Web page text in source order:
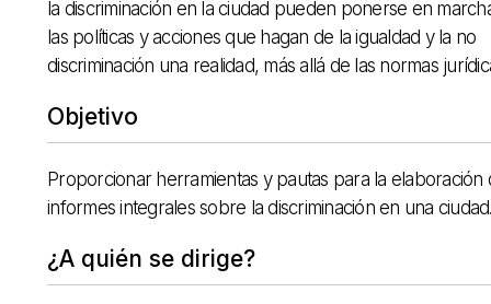
la discriminación en la ciudad pueden ponerse en
las políticas y acciones que hagan de la igualdad y la no
discriminación una realidad, más allá de las normas
Objetivo
Proporcionar herramientas y pautas para la elaboración
informes integrales sobre la discriminación en una
¿A quién se dirige?